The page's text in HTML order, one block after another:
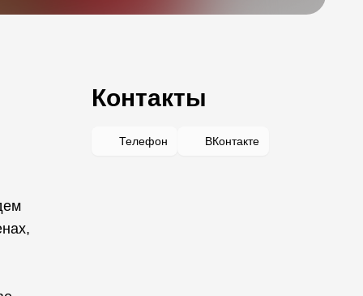
Контакты
Телефон ВКонтакте